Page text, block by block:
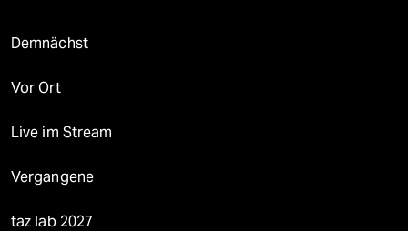
Demnächst
Vor Ort
Live im Stream
Vergangene
taz lab 2027